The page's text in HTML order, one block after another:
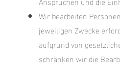
Wir bearbeiten
jeweiligen Zwecke
aufgrund von
schränken wir die